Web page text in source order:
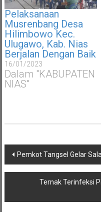
Pelaksanaan
Musrenbang Desa
Hilimbowo Kec.
Ulugawo, Kab. Nias
Berjalan Dengan Baik
16/01/2023
Dalam "KABUPATEN
NIAS"
Navigasi
pos
Pemkot Tangsel Gelar
Ternak Terinfeksi